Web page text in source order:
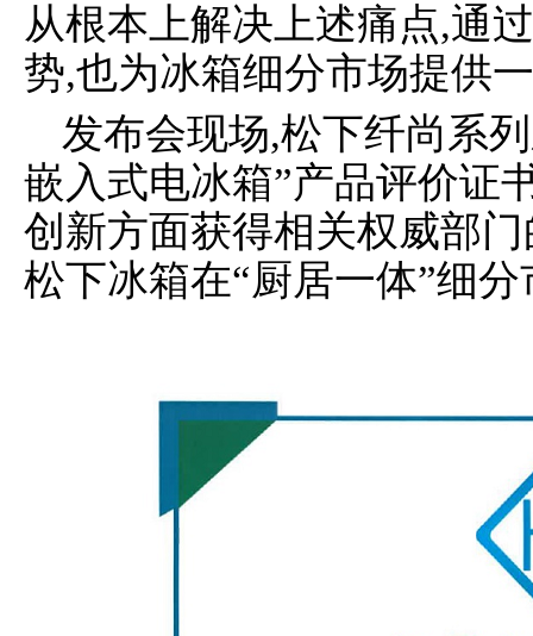
从根本上解决上述痛点,通
势,也为冰箱细分市场提供
发布会现场,松下纤尚系
嵌入式电冰箱”产品评价证
创新方面获得相关权威部
松下冰箱在“厨居一体”细